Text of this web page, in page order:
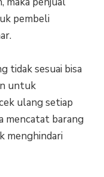
pembeli
tidak sesuai bisa
untuk
ulang setiap
mencatat barang
menghindari